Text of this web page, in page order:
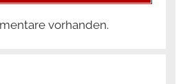
vorhanden.